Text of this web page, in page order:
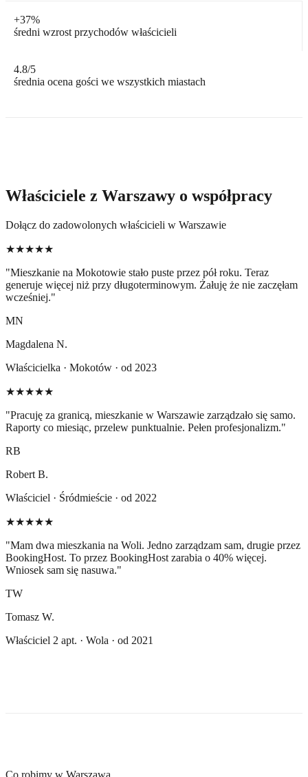
+37%
średni wzrost przychodów właścicieli
4.8/5
średnia ocena gości we wszystkich miastach
Właściciele z Warszawy o współpracy
Dołącz do zadowolonych właścicieli w Warszawie
★★★★★
"Mieszkanie na Mokotowie stało puste przez pół roku. Teraz
generuje więcej niż przy długoterminowym. Żałuję że nie zaczęłam
wcześniej."
MN
Magdalena N.
Właścicielka · Mokotów · od 2023
★★★★★
"Pracuję za granicą, mieszkanie w Warszawie zarządzało się samo.
Raporty co miesiąc, przelew punktualnie. Pełen profesjonalizm."
RB
Robert B.
Właściciel · Śródmieście · od 2022
★★★★★
"Mam dwa mieszkania na Woli. Jedno zarządzam sam, drugie przez
BookingHost. To przez BookingHost zarabia o 40% więcej.
Wniosek sam się nasuwa."
TW
Tomasz W.
Właściciel 2 apt. · Wola · od 2021
Co robimy w Warszawa